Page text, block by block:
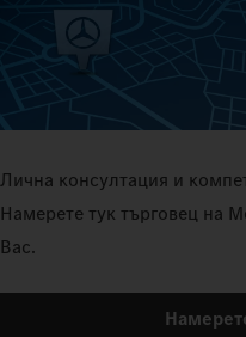
Лична консултация и
Намерете тук търговец на
Вас.